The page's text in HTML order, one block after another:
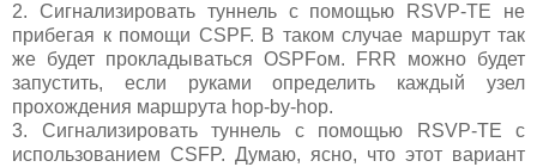
2. Сигнализировать туннель с помощью RSVP-TE не
прибегая к помощи CSPF. В таком случае маршрут так
же будет прокладываться OSPFом. FRR можно будет
запустить, если руками определить каждый узел
прохождения маршрута hop-by-hop.
3. Сигнализировать туннель с помощью RSVP-TE с
использованием CSFP. Думаю, ясно, что этот вариант